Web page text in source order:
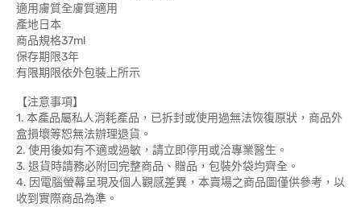
適用膚質全膚質適用
產地日本
商品規格37ml
保存期限3年
有限期限依外包裝上所示
【注意事項】
1. 本產品屬私人消耗產品，已拆封或使用過無法恢復原狀，商品外
盒損壞等恕無法辦理退貨。
2. 使用後如有不適或過敏，請立即停用或洽專業醫生。
3. 退貨時請務必附回完整商品、贈品，包裝外袋均齊全。
4. 因電腦螢幕呈現及個人觀感差異，本賣場之商品圖僅供參考，以
收到實際商品為準。